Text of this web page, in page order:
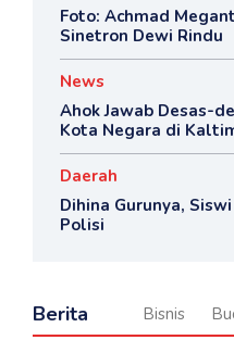
Foto: Achmad
Sinetron Dewi Rindu
News
Ahok Jawab Desas-
Kota Negara di
Daerah
Dihina Gurunya,
Polisi
Berita Bisnis